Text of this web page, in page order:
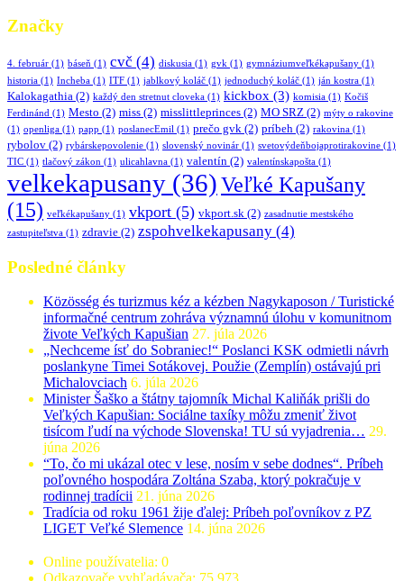
Značky
4. február (1) báseň (1) cvč (4) diskusia (1) gvk (1) gymnáziumveľkékapušany (1)
historia (1) Incheba (1) ITF (1) jablkový koláč (1) jednoduchý koláč (1) ján kostra (1)
Kalokagathia (2) každý den stretnut cloveka (1) kickbox (3) komisia (1) Kočiš
Ferdinánd (1) Mesto (2) miss (2) misslittleprinces (2) MO SRZ (2) mýty o rakovine
(1) openliga (1) papp (1) poslanecEmil (1) prečo gvk (2) príbeh (2) rakovina (1)
rybolov (2) rybárskepovolenie (1) slovenský novinár (1) svetovýdeňbojaprotirakovine (1)
TIC (1) tlačový zákon (1) ulicahlavna (1) valentín (2) valentínskapošta (1)
velkekapusany (36)Veľké Kapušany
(15) veľkékapušany (1) vkport (5) vkport.sk (2) zasadnutie mestského
zastupiteľstva (1) zdravie (2) zspohvelkekapusany (4)
Posledné články
Közösség és turizmus kéz a kézben Nagykaposon / Turistické
informačné centrum zohráva významnú úlohu v komunitnom
živote Veľkých Kapušian 27. júla 2026
„Nechceme ísť do Sobraniec!“ Poslanci KSK odmietli návrh
poslankyne Timei Sotákovej. Použie (Zemplín) ostávajú pri
Michalovciach 6. júla 2026
Minister Šaško a štátny tajomník Michal Kaliňák prišli do
Veľkých Kapušian: Sociálne taxíky môžu zmeniť život
tisícom ľudí na východe Slovenska! TU sú vyjadrenia… 29.
júna 2026
“To, čo mi ukázal otec v lese, nosím v sebe dodnes“. Príbeh
poľovného hospodára Zoltána Szaba, ktorý pokračuje v
rodinnej tradícii 21. júna 2026
Tradícia od roku 1961 žije ďalej: Príbeh poľovníkov z PZ
LIGET Veľké Slemence 14. júna 2026
Online používatelia: 0